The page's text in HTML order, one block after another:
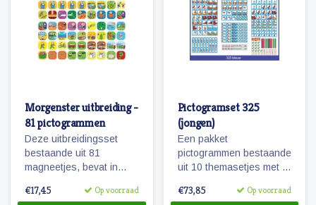
Morgenster uitbreiding -
81 pictogrammen
Deze uitbreidingsset
bestaande uit 81
magneetjes, bevat in
basisset Morgenster, alle
€17,45 Op voorraad
Pictogramset 325
(jongen)
Een pakket
pictogrammen bestaande
uit 10 themasetjes met in
voor een volledige
€73,85 Op voorraad